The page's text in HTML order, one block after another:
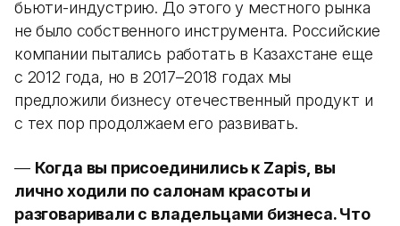
бьюти-индустрию. До этого у местного рынка
не было собственного инструмента. Российские
компании пытались работать в Казахстане еще
с 2012 года, но в 2017–2018 годах мы
предложили бизнесу отечественный продукт и
с тех пор продолжаем его развивать.
— Когда вы присоединились к Zapis, вы
лично ходили по салонам красоты и
разговаривали с владельцами бизнеса. Что